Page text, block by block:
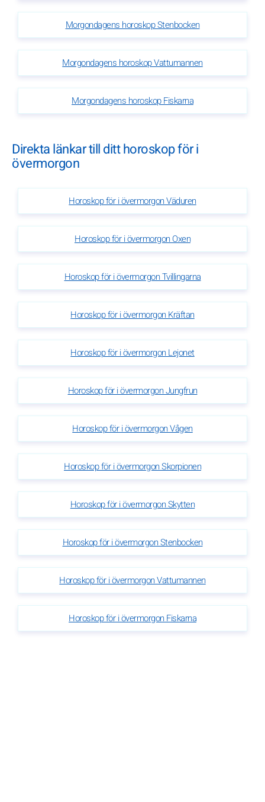
Morgondagens horoskop Stenbocken
Morgondagens horoskop Vattumannen
Morgondagens horoskop Fiskarna
Direkta länkar till ditt horoskop för i
övermorgon
Horoskop för i övermorgon Väduren
Horoskop för i övermorgon Oxen
Horoskop för i övermorgon Tvillingarna
Horoskop för i övermorgon Kräftan
Horoskop för i övermorgon Lejonet
Horoskop för i övermorgon Jungfrun
Horoskop för i övermorgon Vågen
Horoskop för i övermorgon Skorpionen
Horoskop för i övermorgon Skytten
Horoskop för i övermorgon Stenbocken
Horoskop för i övermorgon Vattumannen
Horoskop för i övermorgon Fiskarna